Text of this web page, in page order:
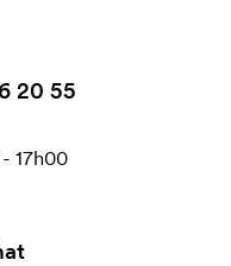
20 55
17h00